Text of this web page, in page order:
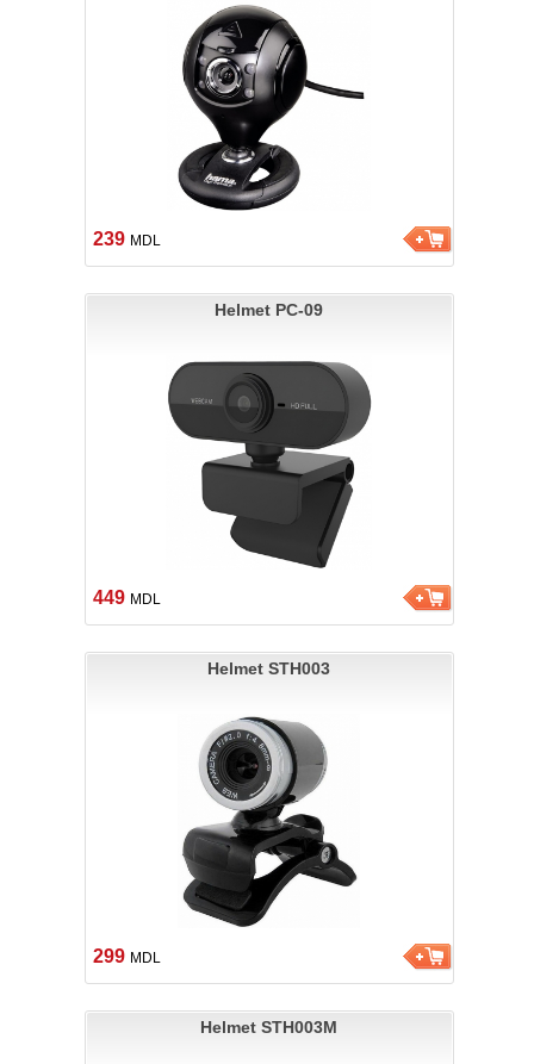
239 MDL
Helmet PC-09
449 MDL
Helmet STH003
299 MDL
Helmet STH003M